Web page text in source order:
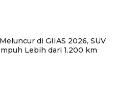
di GIIAS 2026, SUV
Lebih dari 1.200 km